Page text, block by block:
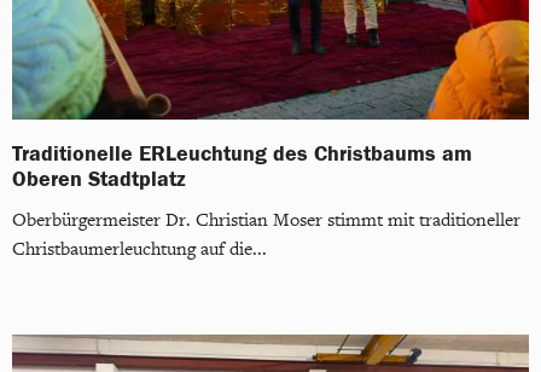
Traditionelle ERLeuchtung des Christbaums am
Oberen Stadtplatz
Oberbürgermeister Dr. Christian Moser stimmt mit traditioneller
Christbaumerleuchtung auf die...